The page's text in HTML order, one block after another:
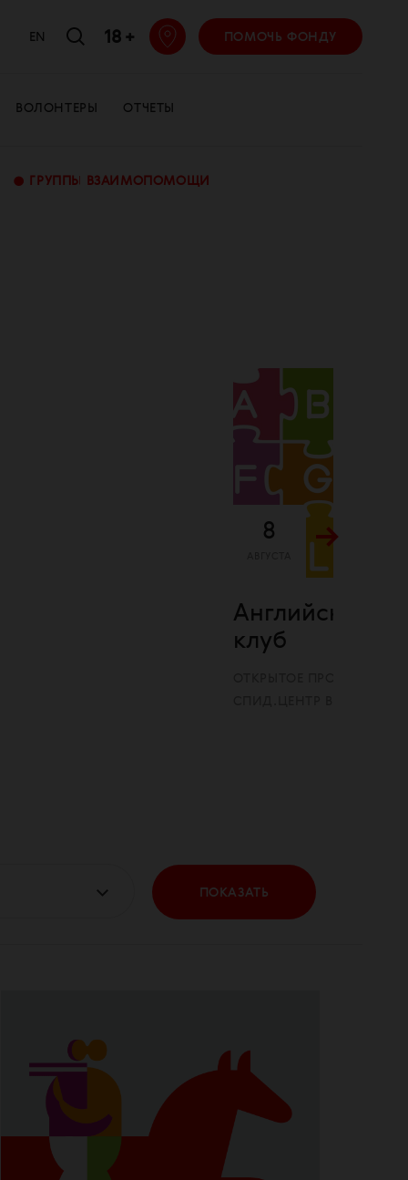
ВОЛОНТЕРЫ ОТЧЕТЫ
• ГРУППЫ ВЗАИМОПОМОЩИ
EN 18 + ПОМОЧЬ ФОНДУ
8
Английский
клуб
ПОКАЗАТЬ